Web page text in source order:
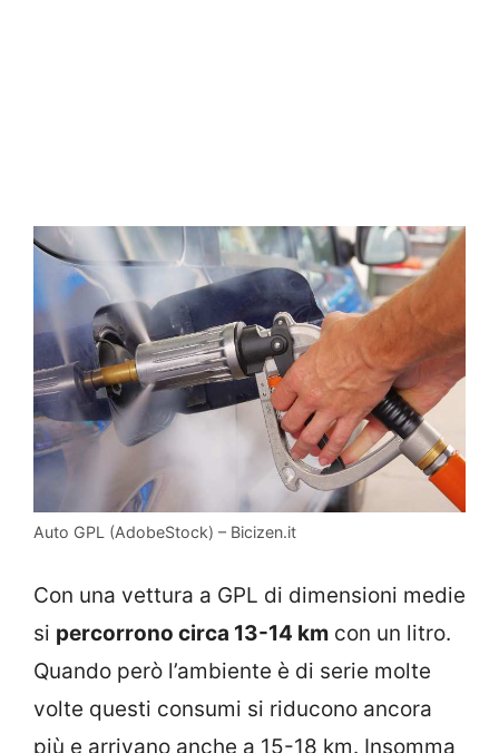
Auto GPL (AdobeStock) – Bicizen.it
Con una vettura a GPL di dimensioni medie
si percorrono circa 13-14 km con un litro.
Quando però l’ambiente è di serie molte
volte questi consumi si riducono ancora
più e arrivano anche a 15-18 km. Insomma